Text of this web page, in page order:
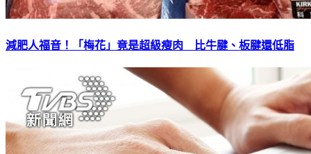
減肥人福音！「梅花」竟是超級瘦肉 比牛腱、板腱還低脂